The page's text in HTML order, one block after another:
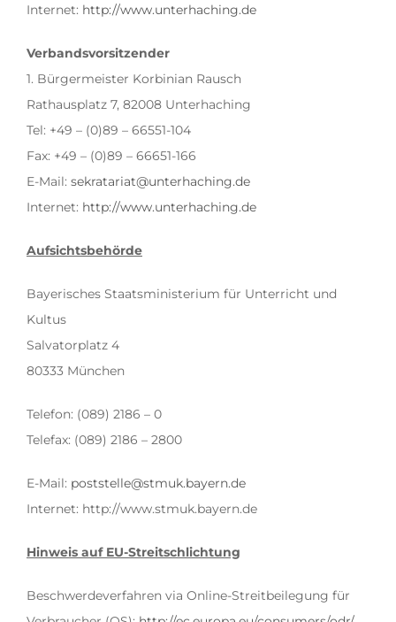
Internet: http://www.unterhaching.de
Verbandsvorsitzender
1. Bürgermeister Korbinian Rausch
Rathausplatz 7, 82008 Unterhaching
Tel: +49 – (0)89 – 66551-104
Fax: +49 – (0)89 – 66651-166
E-Mail: sekratariat@unterhaching.de
Internet: http://www.unterhaching.de
Aufsichtsbehörde
Bayerisches Staatsministerium für Unterricht und
Kultus
Salvatorplatz 4
80333 München
Telefon: (089) 2186 – 0
Telefax: (089) 2186 – 2800
E-Mail: poststelle@stmuk.bayern.de
Internet: http://www.stmuk.bayern.de
Hinweis auf EU-Streitschlichtung
Beschwerdeverfahren via Online-Streitbeilegung für